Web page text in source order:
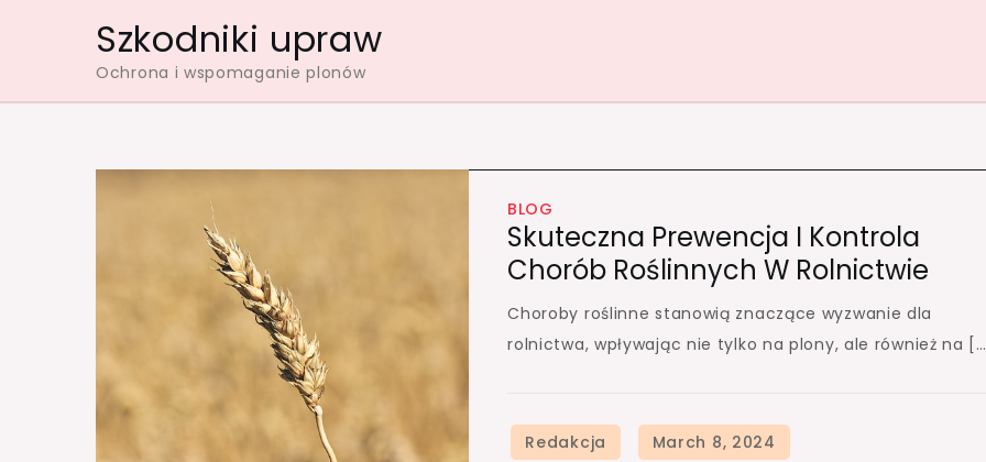
Szkodniki upraw
Ochrona i wspomaganie plonów
BLOG
Skuteczna Prewencja I Kontrola
Chorób Roślinnych W Rolnictwie
Choroby roślinne stanowią znaczące wyzwanie dla
rolnictwa, wpływając nie tylko na plony, ale również na […]